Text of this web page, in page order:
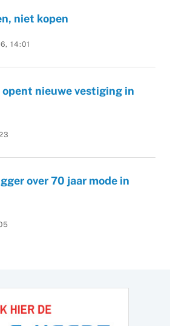
niet kopen
14:01
nieuwe vestiging in
over 70 jaar mode in